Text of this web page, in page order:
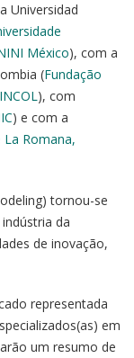
Universidad
México), com a
(Fundação
), com
) e com a
La Romana,
tornou-se
da
de inovação,
representada
em
um resumo de